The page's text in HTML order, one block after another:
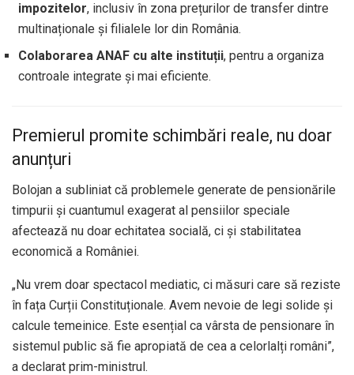
impozitelor, inclusiv în zona prețurilor de transfer dintre
multinaționale și filialele lor din România.
Colaborarea ANAF cu alte instituții, pentru a organiza
controale integrate și mai eficiente.
Premierul promite schimbări reale, nu doar
anunțuri
Bolojan a subliniat că problemele generate de pensionările
timpurii și cuantumul exagerat al pensiilor speciale
afectează nu doar echitatea socială, ci și stabilitatea
economică a României.
„Nu vrem doar spectacol mediatic, ci măsuri care să reziste
în fața Curții Constituționale. Avem nevoie de legi solide și
calcule temeinice. Este esențial ca vârsta de pensionare în
sistemul public să fie apropiată de cea a celorlalți români”,
a declarat prim-ministrul.